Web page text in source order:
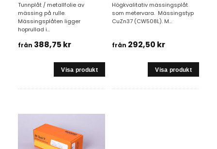
Tunnplåt / metallfolie av
mässing på rulle.
Mässingsplåten ligger
hoprullad i...
från 388,75 kr
Högkvalitativ mässingsplåt
som metervara. Mässingstyp
CuZn37 (CW508L). M...
från 292,50 kr